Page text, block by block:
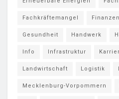
Fachkräftemangel Finanzen
Gesundheit Handwerk
Info Infrastruktur
Landwirtschaft Logistik
Mecklenburg-Vorpommern